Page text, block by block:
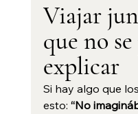
Viajar
que no
explicar
Si hay algo que
esto: “No